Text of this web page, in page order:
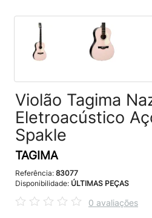
Violão Tagima
Eletroacústico
Spakle
TAGIMA
Referência: 83077
Disponibilidade: ÚLTIMAS PEÇAS
0 avaliações